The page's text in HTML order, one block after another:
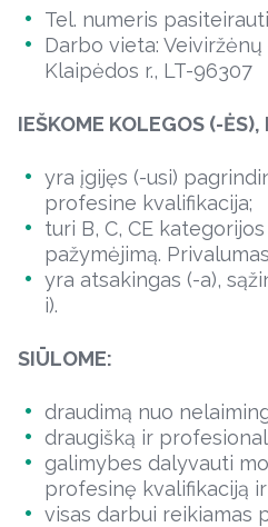
Tel. numeris
Darbo vieta: Veiviržėnų
Klaipėdos r., LT-96307
IEŠKOME KOLEGOS (-ĖS),
yra įgijęs (-usi)
profesine kvalifikacija;
turi B, C, CE
pažymėjimą.
yra atsakingas (-a),
i).
SIŪLOME:
draudimą nuo
draugišką ir
galimybes dalyvauti
profesinę kvalifikaciją
visas darbui reikiamas